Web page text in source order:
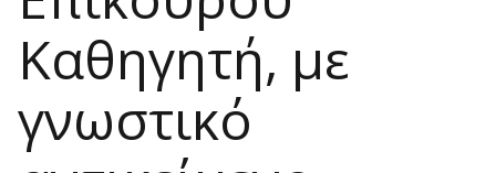
Καθηγητή, με
γνωστικό